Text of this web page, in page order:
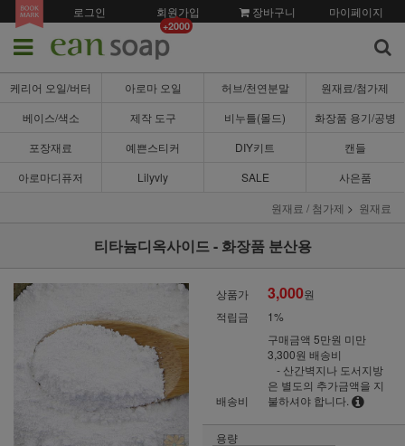
로그인 회원가입
+2000
장바구니 마이페이지
케리어 오일/버터 아로마 오일 허브/천연분말
원재료/첨가제
베이스/색소
제작 도구 비누틀(몰드)
화장품 용기/공병
포장재료
예쁜스티커 DIY키트
캔들
아로마디퓨저
Lilyvly SALE
사은품
원재료 / 첨가제
원재료
티타늄디옥사이드 - 화장품 분산용
상품가 3,000원
적립금
1%
배송비
구매금액 5만원 미만
3,300원 배송비
- 산간벽지나 도서지방
은 별도의 추가금액을 지
불하셔야 합니다.
용량